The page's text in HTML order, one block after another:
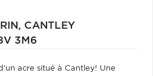
CANTLEY
3M6
acre situé à Cantley! Une